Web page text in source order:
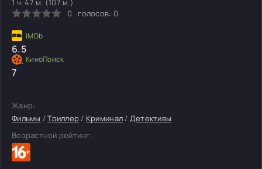
1 ч. 47 м. (107 м.)
0
голосов: 0
6.5
7
Жанр:
Фильмы /Триллер / Криминал / Детективы
Возрастной рейтинг: